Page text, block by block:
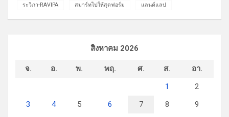
ระวิภา-RAVIPA สมาร์ทไปให้สุดฟอร์ม แลนด์แลป
สิงหาคม 2026
จ. อ. พ. พฤ. ศ. ส.
อา.
1
2
3
4 5 6 7 8
9